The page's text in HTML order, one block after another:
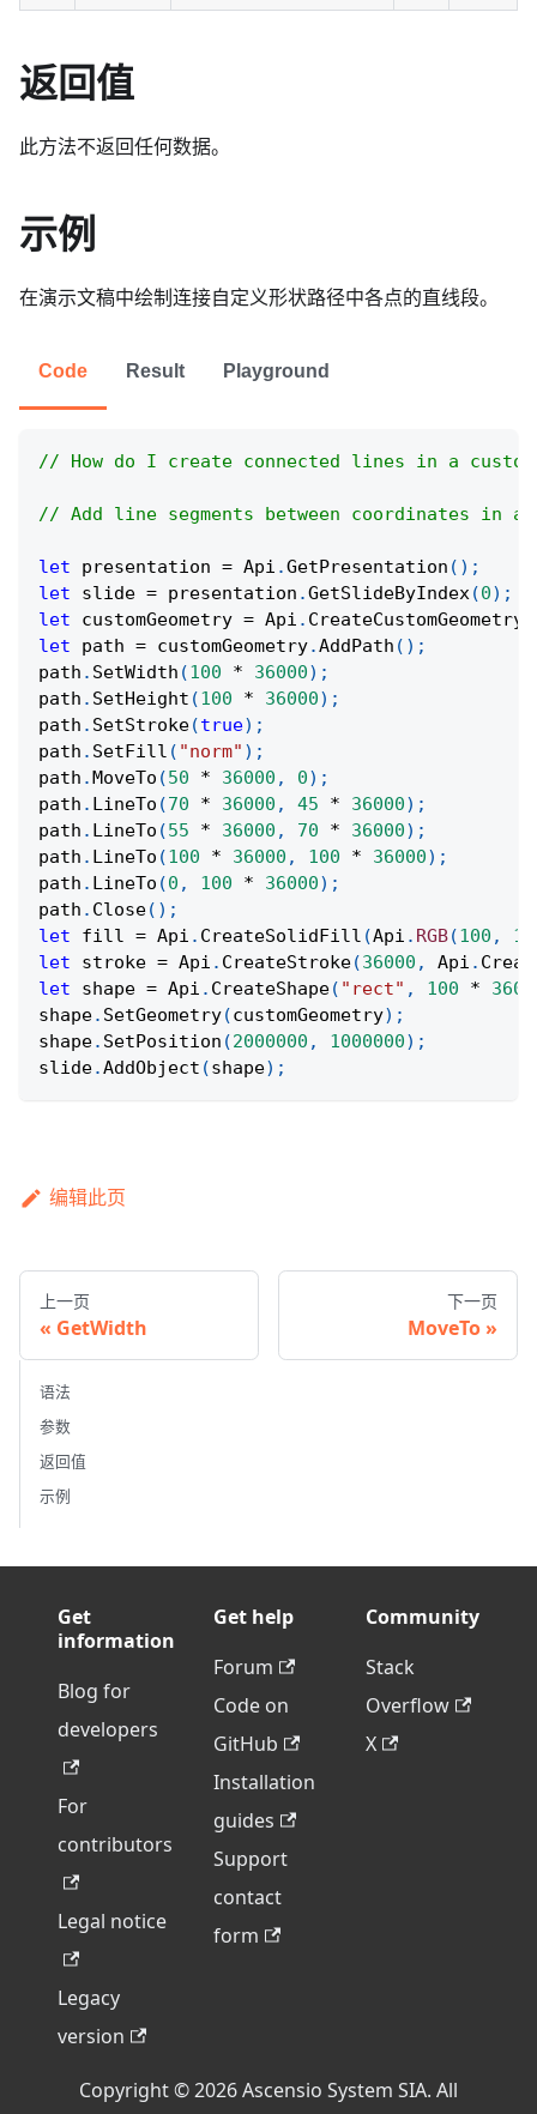
返回值
此方法不返回任何数据。
示例
在演示文稿中绘制连接自定义形状路径中各点的直线段。
Code Result Playground
// How do I create connected lines in a
// Add line segments between coordinates in
let presentation = Api .GetPresentation ( ) ;
let slide = presentation .GetSlideByIndex(0) ;
let customGeometry = Api . CreateCustomGeometry
let path = customGeometry.AddPath ( ) ;
path . SetWidth (100 * 36000) ;
path . SetHeight (100 * 36000) ;
path . SetStroke(true) ;
path . SetFill ( "norm" ) ;
path . MoveTo (50 * 36000 , 0) ;
path . LineTo (70 * 36000 , 45 * 36000) ;
path . LineTo (55 * 36000 , 70 * 36000) ;
path . LineTo (100 * 36000 , 100 * 36000) ;
path . LineTo (0 , 100 * 36000) ;
path . Close( ) ;
let fill = Api . CreateSolidFill (Api . RGB(100 ,
let stroke = Api . CreateStroke(36000 , Api .
let shape = Api . CreateShape( "rect" , 100 *
shape. SetGeometry(customGeometry) ;
shape. SetPosition (2000000 , 1000000) ;
slide.AddObject (shape) ;
编辑此页
上一页
GetWidth
下一页
MoveTo
语法
参数
返回值
示例
Get
information
Blog for
developers
For
contributors
Legal notice
Legacy
version
Get help
Forum
Code on
GitHub
Installation
guides
Support
contact
form
Community
Stack
Overflow
X
Copyright © 2026 Ascensio System SIA. All